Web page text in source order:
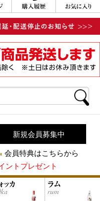
新規会員募集中
会員特典はこちらから
ントプレゼント